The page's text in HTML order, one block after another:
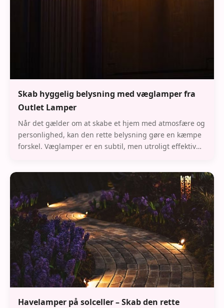
Skab hyggelig belysning med væglamper fra
Outlet Lamper
Når det gælder om at skabe et hjem med atmosfære og
personlighed, kan den rette belysning gøre en kæmpe
forskel. Væglamper er en subtil, men utroligt effektiv
Havelamper på solceller – Skab den rette